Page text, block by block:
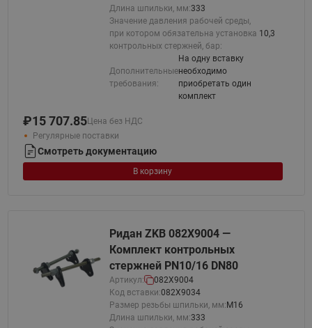
Длина шпильки, мм:333
Значение давления рабочей среды,
при котором обязательна установка
контрольных стержней, бар:
10,3
Дополнительные
требования:
На одну вставку
необходимо
приобретать один
комплект
₽15 707.85Цена без НДС
Регулярные поставки
Смотреть документацию
В корзину
Ридан ZKB 082X9004 —
Комплект контрольных
стержней PN10/16 DN80
Артикул:
082X9004
Код вставки:082X9034
Размер резьбы шпильки, мм:М16
Длина шпильки, мм:333